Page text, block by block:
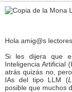
Hola amig@s lectores,
Si les dijera que
Inteligencia Artificial
atrás quizás no,
IAs del tipo LLM (
posible que muchos